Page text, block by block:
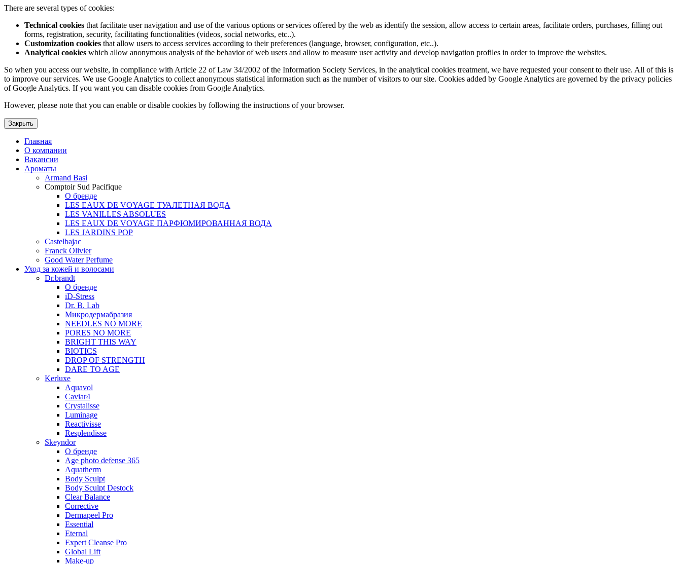
There are several types of cookies:
Technical cookies that facilitate user navigation and use of the various options or services offered by the web as identify the session, allow access to certain areas, facilitate orders, purchases, filling out
forms, registration, security, facilitating functionalities (videos, social networks, etc..).
Customization cookies that allow users to access services according to their preferences (language, browser, configuration, etc..).
Analytical cookies which allow anonymous analysis of the behavior of web users and allow to measure user activity and develop navigation profiles in order to improve the websites.
So when you access our website, in compliance with Article 22 of Law 34/2002 of the Information Society Services, in the analytical cookies treatment, we have requested your consent to their use. All of this is
to improve our services. We use Google Analytics to collect anonymous statistical information such as the number of visitors to our site. Cookies added by Google Analytics are governed by the privacy policies
of Google Analytics. If you want you can disable cookies from Google Analytics.
However, please note that you can enable or disable cookies by following the instructions of your browser.
Закрыть
Главная
О компании
Вакансии
Ароматы
Armand Basi
Comptoir Sud Pacifique
О бренде
LES EAUX DE VOYAGE ТУАЛЕТНАЯ ВОДА
LES VANILLES ABSOLUES
LES EAUX DE VOYAGE ПАРФЮМИРОВАННАЯ ВОДА
LES JARDINS POP
Castelbajac
Franck Olivier
Good Water Perfume
Уход за кожей и волосами
Dr.brandt
О бренде
iD-Stress
Dr. B. Lab
Микродермабразия
NEEDLES NO MORE
PORES NO MORE
BRIGHT THIS WAY
BIOTICS
DROP OF STRENGTH
DARE TO AGE
Kerluxe
Aquavol
Caviar4
Crystalisse
Luminage
Reactivisse
Resplendisse
Skeyndor
О бренде
Age photo defense 365
Aquatherm
Body Sculpt
Body Sculpt Destock
Clear Balance
Corrective
Dermapeel Pro
Essential
Eternal
Expert Cleanse Pro
Global Lift
Make-up